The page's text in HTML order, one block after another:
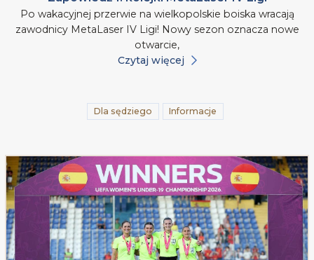
Po wakacyjnej przerwie na wielkopolskie boiska wracają
zawodnicy MetaLaser IV Ligi! Nowy sezon oznacza nowe
otwarcie,
Czytaj więcej
Dla sędziego Informacje